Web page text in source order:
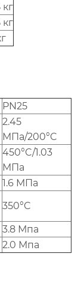
кг
кг
PN25
2.45
MПa/200°C
450°C/1.03
MПa
1.6 MПa
350°C
3.8 Мпа
2.0 Мпа